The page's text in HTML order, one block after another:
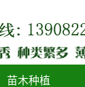
苗木种植